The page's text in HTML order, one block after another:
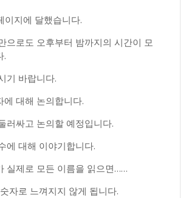
이지에 달했습니다.
으로도 오후부터 밤까지의 시간이 모
.
기 바랍니다.
에 대해 논의합니다.
러싸고 논의할 예정입니다.
에 대해 이야기합니다.
실제로 모든 이름을 읽으면……
자로 느껴지지 않게 됩니다.